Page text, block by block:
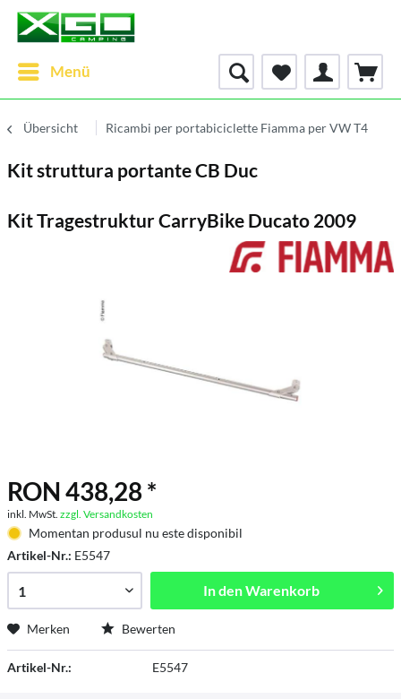
Menü
Übersicht Ricambi per portabiciclette Fiamma per VW T4
Kit struttura portante CB Duc
Kit Tragestruktur CarryBike Ducato 2009
RON 438,28 *
inkl. MwSt. zzgl. Versandkosten
Momentan produsul nu este disponibil
Artikel-Nr.: E5547
In denWarenkorb
Merken Bewerten
Artikel-Nr.: E5547